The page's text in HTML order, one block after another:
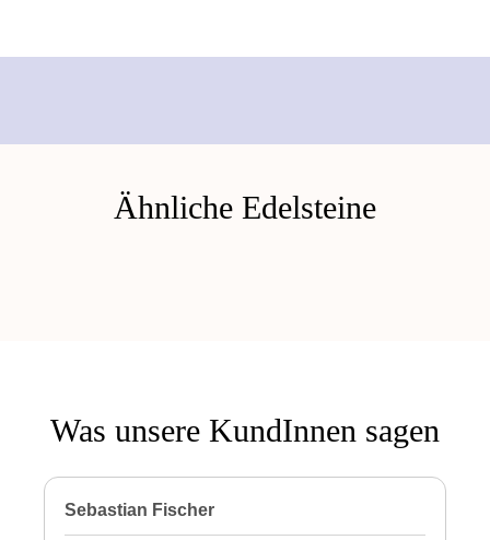
Ähnliche Edelsteine
Was unsere KundInnen sagen
Sebastian Fischer